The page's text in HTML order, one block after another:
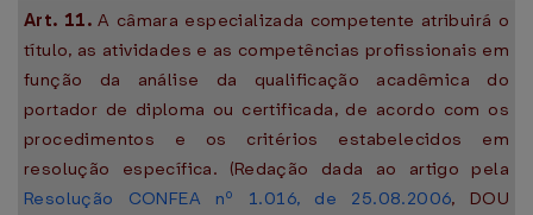
Art. 11.A câmara especializada competente atribuirá o
título, as atividades e as competências profissionais em
função da análise da qualificação acadêmica do
portador de diploma ou certificada, de acordo com os
procedimentos e os critérios estabelecidos em
resolução específica. (Redação dada ao artigo pela
Resolução CONFEA nº 1.016, de 25.08.2006, DOU